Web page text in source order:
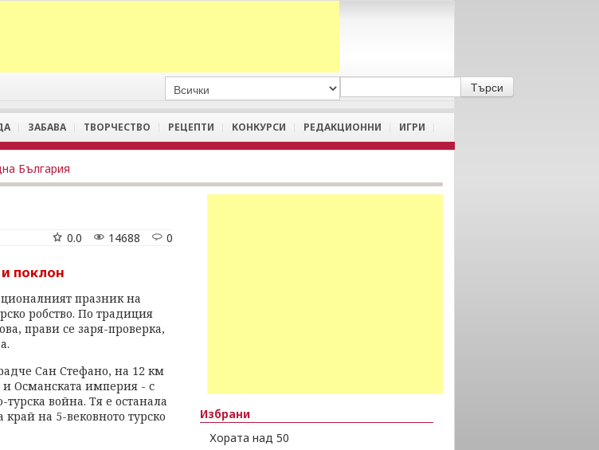
ЗАБАВА ТВОРЧЕСТВО РЕЦЕПТИ КОНКУРСИ РЕДАКЦИОННИ ИГРИ
България
0
14688
0.0
поклон
празник на
робство. По традиция
прави се заря-проверка,
Сан Стефано, на 12 км
Османската империя - с
война. Тя е останала
на 5-вековното турско
Избрани
Хората над 50